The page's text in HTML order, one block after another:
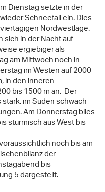
Dienstag setzte in der
Schneefall ein. Dies
Nordwestlage.
in der Nacht auf
ergiebiger als
am Mittwoch noch in
im Westen auf 2000
in den inneren
bis 1500 m an. Der
im Süden schwach
Am Donnerstag blies
stürmisch aus West bis
noch bis am
der
bis
5 dargestellt.